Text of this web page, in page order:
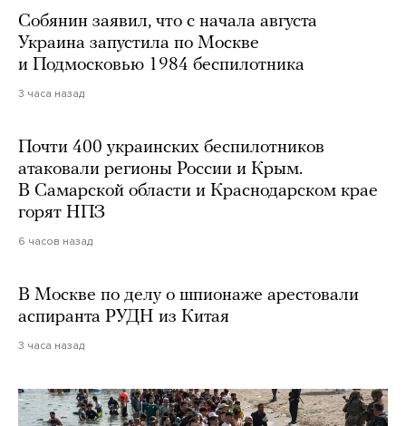
Собянин заявил, что с начала августа
Украина запустила по Москве
и Подмосковью 1984 беспилотника
3 часа назад
Почти 400 украинских беспилотников
атаковали регионы России и Крым.
В Самарской области и Краснодарском крае
горят НПЗ
6 часов назад
В Москве по делу о шпионаже арестовали
аспиранта РУДН из Китая
3 часа назад